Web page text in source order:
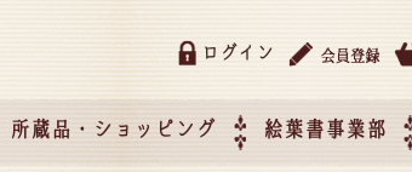
ログイン
所蔵品・ショッピング 絵葉書事業部